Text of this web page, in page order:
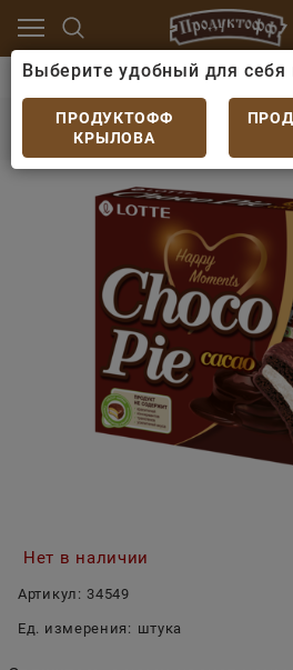
Печенье, пряники, сушки
Печенье бисквитное
Нет в наличии
Артикул: 34549
Ед. измерения: штука
Выберите удобный для себя
ПРОДУКТОФФ
КРЫЛОВА